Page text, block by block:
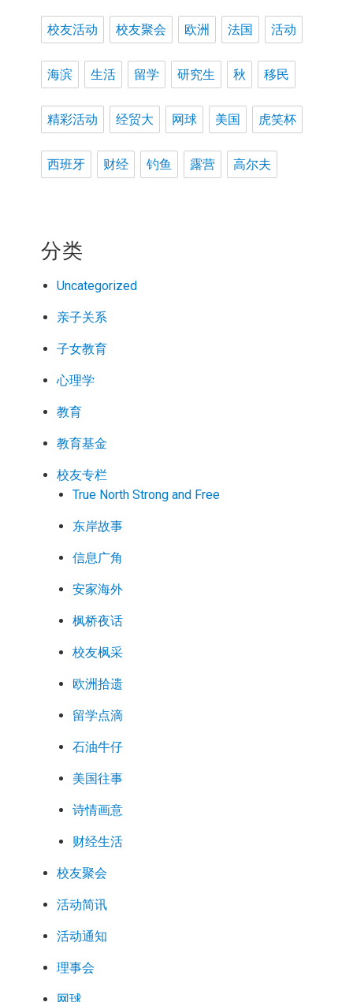
校友活动 校友聚会 欧洲 法国 活动
海滨 生活 留学 研究生 秋 移民
精彩活动 经贸大 网球 美国 虎笑杯
西班牙 财经 钓鱼 露营 高尔夫
分类
Uncategorized
亲子关系
子女教育
心理学
教育
教育基金
校友专栏
True North Strong and Free
东岸故事
信息广角
安家海外
枫桥夜话
校友枫采
欧洲拾遗
留学点滴
石油牛仔
美国往事
诗情画意
财经生活
校友聚会
活动简讯
活动通知
理事会